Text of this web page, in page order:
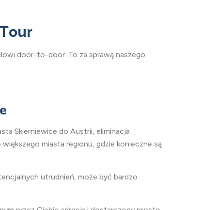
door-to-door. To za sprawą naszego
Skierniewice do Austrii, eliminacja
miasta regionu, gdzie konieczne są
utrudnień, może być bardzo